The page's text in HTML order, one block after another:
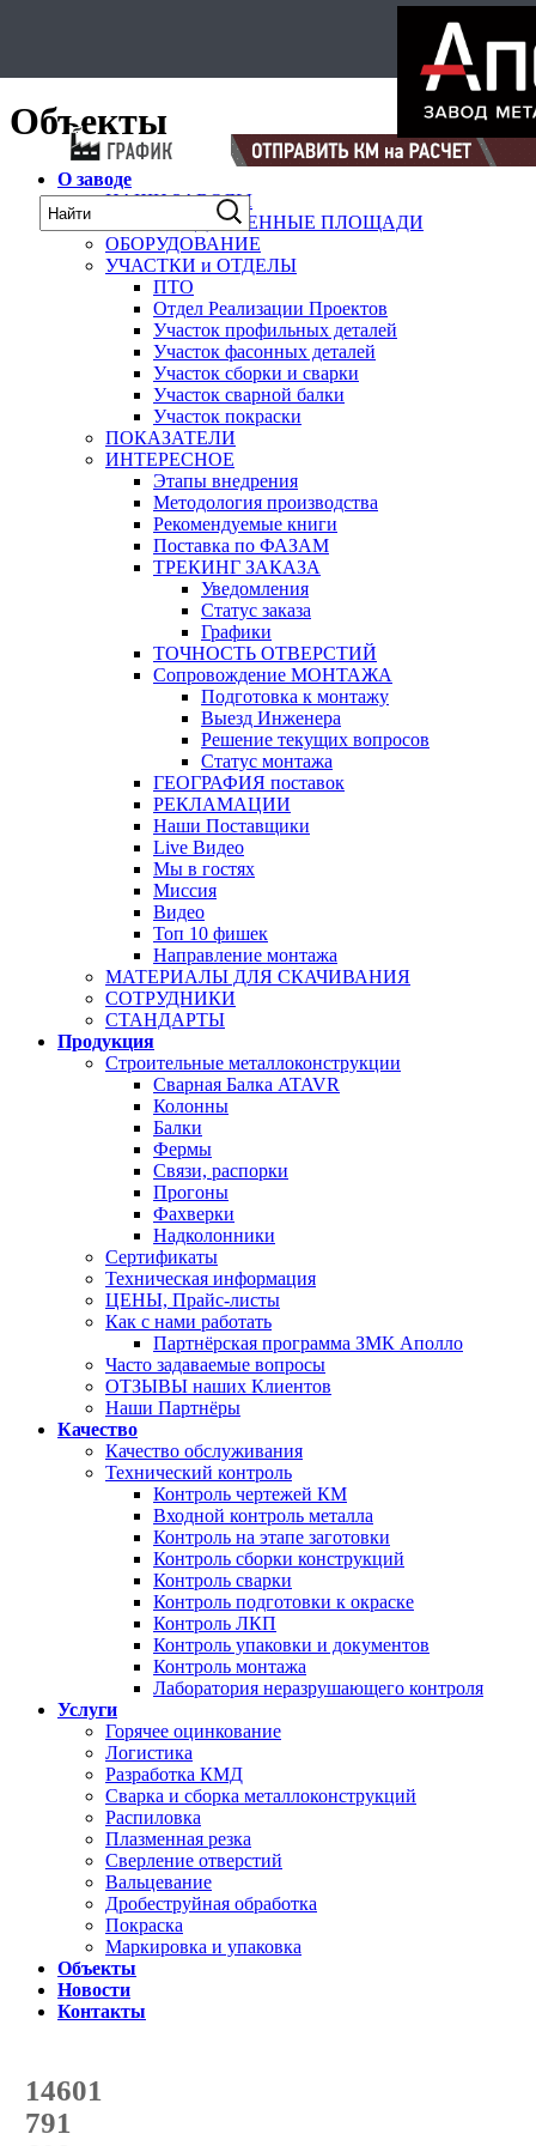
Объекты
О заводе
НАШИ ЗАВОДЫ
ПРОИЗВОДСТВЕННЫЕ ПЛОЩАДИ
ОБОРУДОВАНИЕ
УЧАСТКИ и ОТДЕЛЫ
ПТО
Отдел Реализации Проектов
Участок профильных деталей
Участок фасонных деталей
Участок сборки и сварки
Участок сварной балки
Участок покраски
ПОКАЗАТЕЛИ
ИНТЕРЕСНОЕ
Этапы внедрения
Методология производства
Рекомендуемые книги
Поставка по ФАЗАМ
ТРЕКИНГ ЗАКАЗА
Уведомления
Статус заказа
Графики
ТОЧНОСТЬ ОТВЕРСТИЙ
Сопровождение МОНТАЖА
Подготовка к монтажу
Выезд Инженера
Решение текущих вопросов
Статус монтажа
ГЕОГРАФИЯ поставок
РЕКЛАМАЦИИ
Наши Поставщики
Live Видео
Мы в гостях
Миссия
Видео
Топ 10 фишек
Направление монтажа
МАТЕРИАЛЫ ДЛЯ СКАЧИВАНИЯ
СОТРУДНИКИ
СТАНДАРТЫ
Продукция
Строительные металлоконструкции
Сварная Балка ATAVR
Колонны
Балки
Фермы
Связи, распорки
Прогоны
Фахверки
Надколонники
Сертификаты
Техническая информация
ЦЕНЫ, Прайс-листы
Как с нами работать
Партнёрская программа ЗМК Аполло
Часто задаваемые вопросы
ОТЗЫВЫ наших Клиентов
Наши Партнёры
Качество
Качество обслуживания
Технический контроль
Контроль чертежей КМ
Входной контроль металла
Контроль на этапе заготовки
Контроль сборки конструкций
Контроль сварки
Контроль подготовки к окраске
Контроль ЛКП
Контроль упаковки и документов
Контроль монтажа
Лаборатория неразрушающего контроля
Услуги
Горячее оцинкование
Логистика
Разработка КМД
Сварка и сборка металлоконструкций
Распиловка
Плазменная резка
Сверление отверстий
Вальцевание
Дробеструйная обработка
Покраска
Маркировка и упаковка
Объекты
Новости
Контакты
14601
с начала года
791
с начала месяца